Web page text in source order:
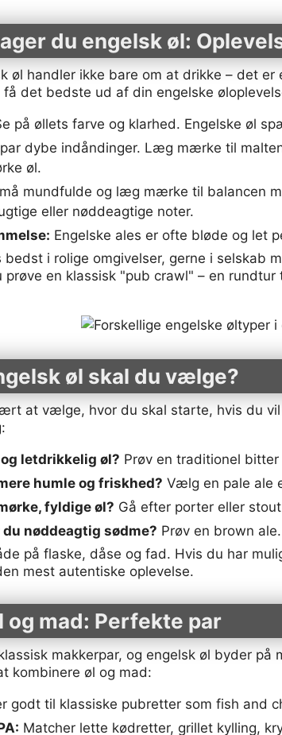
du engelsk øl:
øl handler ikke bare om at drikke – det
det bedste ud af din engelske
på øllets farve og klarhed. Engelske øl
dybe indåndinger. Læg mærke til
øl.
mundfulde og læg mærke til balancen
eller nøddeagtige noter.
Engelske ales er ofte bløde og let
bedst i rolige omgivelser, gerne i selskab
prøve en klassisk "pub crawl" – en
øl skal du vælge?
at vælge, hvor du skal starte, hvis du
letdrikkelig øl? Prøv en traditionel bitter
humle og friskhed? Vælg en pale ale
fyldige øl? Gå efter porter eller
nøddeagtig sødme? Prøv en brown ale.
på flaske, dåse og fad. Hvis du har
mest autentiske oplevelse.
og mad: Perfekte par
makkerpar, og engelsk øl byder
kombinere øl og mad:
godt til klassiske pubretter som fish and
Matcher lette kødretter, grillet kylling,